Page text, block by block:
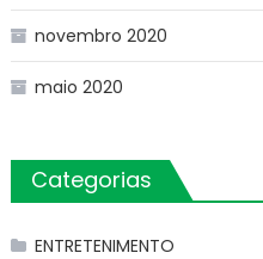
novembro 2020
maio 2020
Categorias
ENTRETENIMENTO